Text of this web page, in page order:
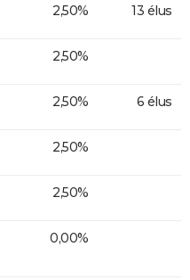
2,50% 13 élus
2,50%
2,50% 6 élus
2,50%
2,50%
0,00%